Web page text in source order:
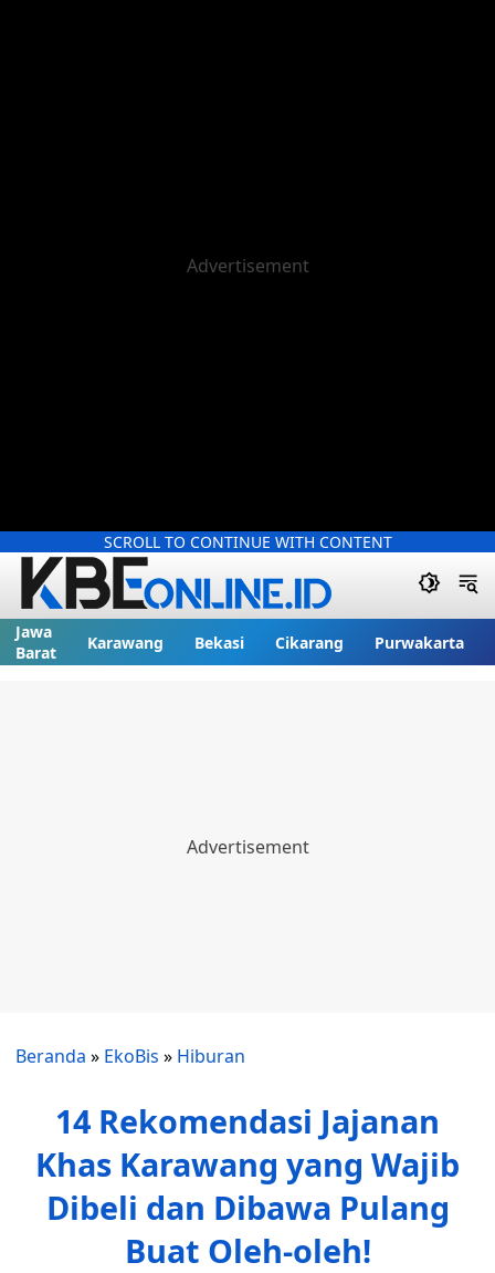
SCROLL TO CONTINUE WITH CONTENT
Jawa
Barat
Karawang Bekasi Cikarang Purwakarta
Beranda » EkoBis » Hiburan
14 Rekomendasi Jajanan
Khas Karawang yang Wajib
Dibeli dan Dibawa Pulang
Buat Oleh-oleh!